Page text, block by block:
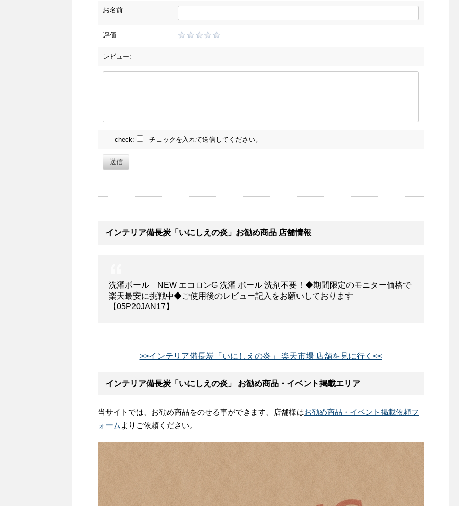
お名前:
評価:
レビュー:
check: チェックを入れて送信してください。
送信
インテリア備長炭「いにしえの炎」お勧め商品 店舗情報
洗濯ボール NEW エコロンG 洗濯 ボール 洗剤不要！◆期間限定のモニター価格で
楽天最安に挑戦中◆ご使用後のレビュー記入をお願いしております
【05P20JAN17】
>>インテリア備長炭「いにしえの炎」 楽天市場 店舗を見に行く<<
インテリア備長炭「いにしえの炎」 お勧め商品・イベント掲載エリア
当サイトでは、お勧め商品をのせる事ができます、店舗様はお勧め商品・イベント掲載依頼フ
ォーム よりご依頼ください。